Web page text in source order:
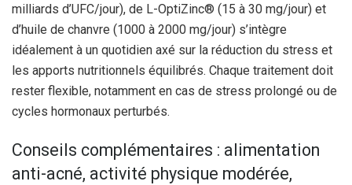
milliards d’UFC/jour), de L-OptiZinc® (15 à 30 mg/jour) et
d’huile de chanvre (1000 à 2000 mg/jour) s’intègre
idéalement à un quotidien axé sur la réduction du stress et
les apports nutritionnels équilibrés. Chaque traitement doit
rester flexible, notamment en cas de stress prolongé ou de
cycles hormonaux perturbés.
Conseils complémentaires : alimentation
anti-acné, activité physique modérée,